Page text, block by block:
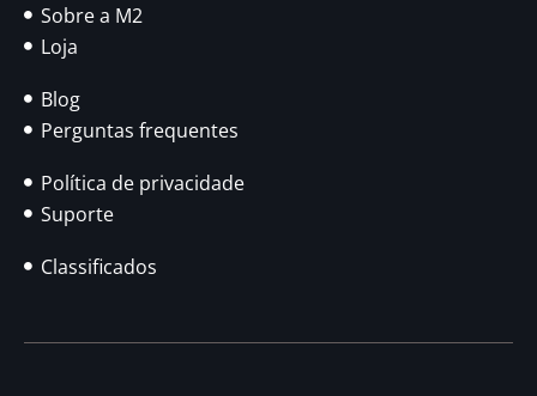
Sobre a M2
Loja
Blog
Perguntas frequentes
Política de privacidade
Suporte
Classificados